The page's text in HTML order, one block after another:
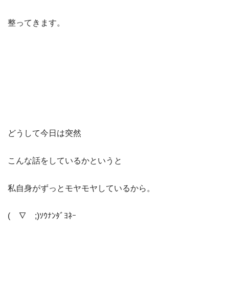
整ってきます。
どうして今日は突然
こんな話をしているかというと
私自身がずっとモヤモヤしているから。
(￣∇￣;)ｿｳﾅﾝﾀﾞﾖﾈｰ